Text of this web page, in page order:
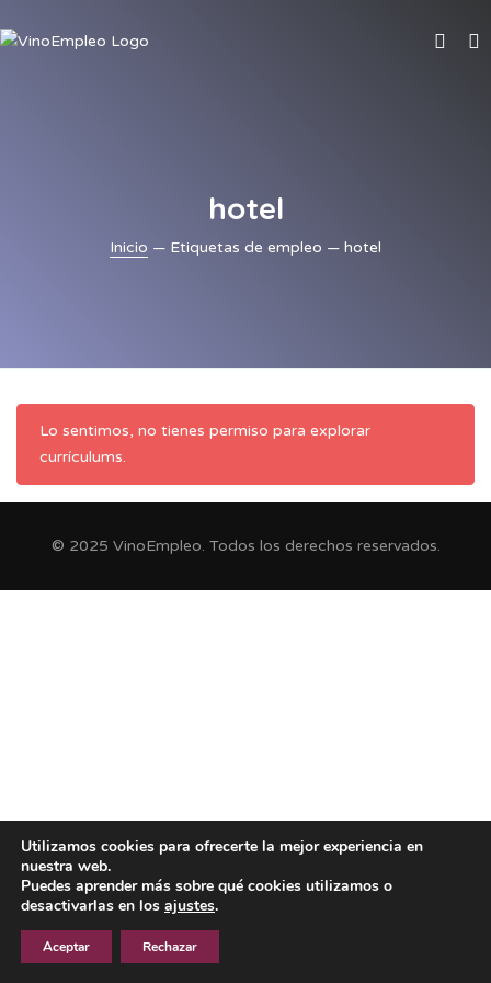
hotel
Inicio — Etiquetas de empleo — hotel
Lo sentimos, no tienes permiso para explorar
currículums.
© 2025 VinoEmpleo. Todos los derechos reservados.
Utilizamos cookies para ofrecerte la mejor experiencia en
nuestra web.
Puedes aprender más sobre qué cookies utilizamos o
desactivarlas en los ajustes.
Aceptar Rechazar